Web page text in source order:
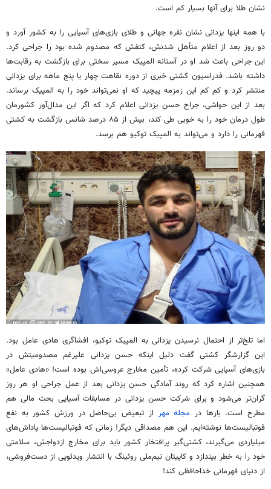
نشان طلا برای آنها بسیار کم است.
با همه اینها یزدانی نشان نقره جهانی و طلای بازی‌های آسیایی را به کشور آورد و
دو روز بعد از اعلام متأهل شدنش، کتفش که مصدوم شده بود را جراحی کرد.
این جراحی باعث شد او در آستانه المپیک مسیر سختی برای بازگشت به رقابت‌ها
داشته باشد. فدراسیون کشتی خبری از دوره نقاهت چهار یا پنج ماهه برای یزدانی
منتشر کرد و کم کم این زمزمه پیچید که او نمی‌تواند خود را به المپیک برساند.
بعد از این حواشی، جراح حسن یزدانی اعلام کرد که اگر این مدال‌آور کشورمان
طول درمان خود را به خوبی طی کند، بیش از ۸۵ درصد شانس بازگشت به کشتی
قهرمانی را دارد و می‌تواند به المپیک توکیو هم برسد.
اما تلخ‌تر از احتمال نرسیدن یزدانی به المپیک توکیو، افشاگری هادی عامل بود.
این گزارشگر کشتی گفت دلیل اینکه حسن یزدانی علیرغم مصدومیتش در
بازی‌های آسیایی شرکت کرده، تأمین مخارج عروسی‌اش بوده است! «هادی عامل»
همچنین اشاره کرد که روند آمادگی حسن یزدانی بعد از عمل جراحی او هر روز
گران‌تر می‌شود و برای شرکت حسن یزدانی در مسابقات آسیایی بحث مالی هم
مطرح است. بارها در مجله مهر از تبعیض بی‌حاصل در ورزش کشور به نفع
فوتبالیست‌ها نوشته‌ایم. این هم مصداقی دیگر! زمانی که فوتبالیست‌ها پاداش‌های
میلیاردی می‌گیرند، کشتی‌گیر پرافتخار کشور باید برای مخارج ازدواجش، سلامتی
خود را به خطر بیندازد و کاپیتان تیم‌ملی روئینگ با انتشار ویدئویی از دست‌فروشی،
از دنیای قهرمانی خداحافظی کند!